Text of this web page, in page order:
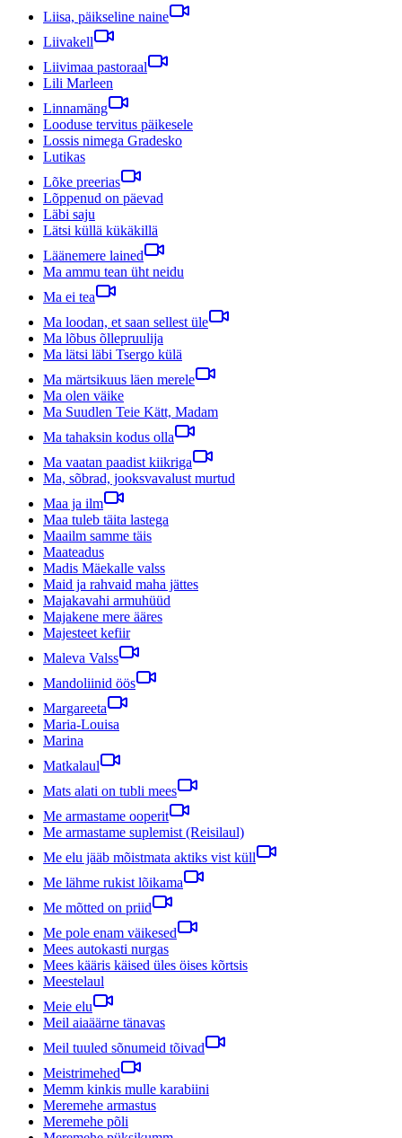
Liisa, päikseline naine
Liivakell
Liivimaa pastoraal
Lili Marleen
Linnamäng
Looduse tervitus päikesele
Lossis nimega Gradesko
Lutikas
Lõke preerias
Lõppenud on päevad
Läbi saju
Lätsi küllä kükäkillä
Läänemere lained
Ma ammu tean üht neidu
Ma ei tea
Ma loodan, et saan sellest üle
Ma lõbus õllepruulija
Ma lätsi läbi Tsergo külä
Ma märtsikuus läen merele
Ma olen väike
Ma Suudlen Teie Kätt, Madam
Ma tahaksin kodus olla
Ma vaatan paadist kiikriga
Ma, sõbrad, jooksvavalust murtud
Maa ja ilm
Maa tuleb täita lastega
Maailm samme täis
Maateadus
Madis Mäekalle valss
Maid ja rahvaid maha jättes
Majakavahi armuhüüd
Majakene mere ääres
Majesteet kefiir
Maleva Valss
Mandoliinid öös
Margareeta
Maria-Louisa
Marina
Matkalaul
Mats alati on tubli mees
Me armastame ooperit
Me armastame suplemist (Reisilaul)
Me elu jääb mõistmata aktiks vist küll
Me lähme rukist lõikama
Me mõtted on priid
Me pole enam väikesed
Mees autokasti nurgas
Mees kääris käised üles öises kõrtsis
Meestelaul
Meie elu
Meil aiaäärne tänavas
Meil tuuled sõnumeid tõivad
Meistrimehed
Memm kinkis mulle karabiini
Meremehe armastus
Meremehe põli